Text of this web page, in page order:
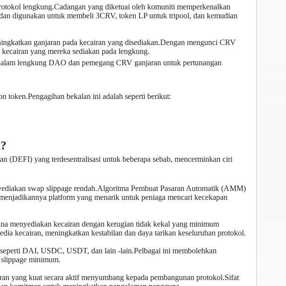
lengkung.Cadangan yang diketuai oleh komuniti memperkenalkan
digunakan untuk membeli 3CRV, token LP untuk tripool, dan kemudian
ganjaran pada kecairan yang disediakan.Dengan mengunci CRV
yang mereka sediakan pada lengkung.
lengkung DAO dan pemegang CRV ganjaran untuk pertunangan
token.Pengagihan bekalan ini adalah seperti berikut:
(DEFI) yang terdesentralisasi untuk beberapa sebab, mencerminkan ciri
swap slippage rendah.Algoritma Pembuat Pasaran Automatik (AMM)
platform yang menarik untuk peniaga mencari kecekapan
menyediakan kecairan dengan kerugian tidak kekal yang minimum
kecairan, meningkatkan kestabilan dan daya tarikan keseluruhan protokol.
DAI, USDC, USDT, dan lain -lain.Pelbagai ini membolehkan
minimum.
yang kuat secara aktif menyumbang kepada pembangunan protokol.Sifat